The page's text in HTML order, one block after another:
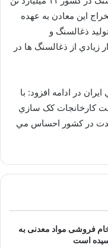
اين معادن به عهده
ذغالسنگ و
از ذغالسنگ ها در
در ادامه افزود: با
کارخانجات کک سازي
شدت در کشور احساس مي
فروشی مواد معدنی به
است